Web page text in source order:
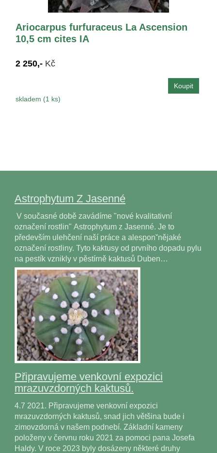
Ariocarpus furfuraceus La Ascension
10,5 cm cites IA
2 250,- Kč
skladem (1 ks)
Astrophytum Z Jasenné
V současné době zavádíme "nové kvalitativní
označení rostlin" Astrophytum z Jasenné. Je to
především ulehčení naší práce a alesponˇnějaké
označení rostliny. Tyto kaktusy od prvního dopadu pylu
na pestík vznikly v pěstírně kaktusů Duben…
Připravujeme venkovní expozici
mrazuvzdorných kaktusů.
4.7 2021. Připravujeme venkovní expozici
mrazuvzdorných kaktusů, snad jich většina bude i
zimovzdorná v našem podnebí. Základní kameny
položeny v červnu roku 2021 za pomoci pana Josefa
Haldy. V roce 2023 byly dosázeny některé druhy